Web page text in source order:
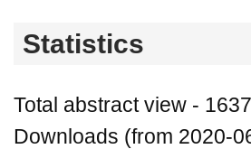
Statistics
Total abstract view - 1637
Downloads (from 2020-